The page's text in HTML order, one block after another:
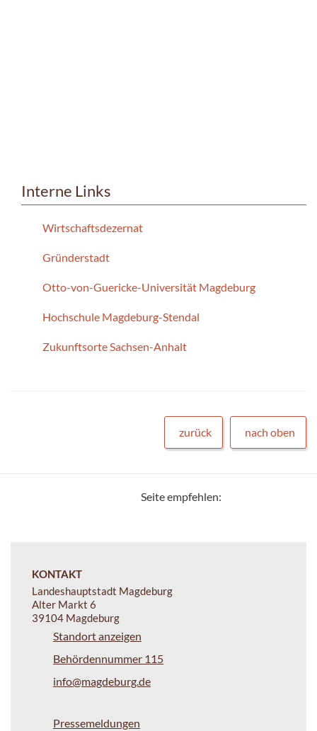
Interne Links
Wirtschaftsdezernat
Gründerstadt
Otto-von-Guericke-Universität Magdeburg
Hochschule Magdeburg-Stendal
Zukunftsorte Sachsen-Anhalt
zurück nach oben
Seite empfehlen:
KONTAKT
Landeshauptstadt Magdeburg
Alter Markt 6
39104 Magdeburg
Standort anzeigen
Behördennummer 115
info@magdeburg.de
Pressemeldungen